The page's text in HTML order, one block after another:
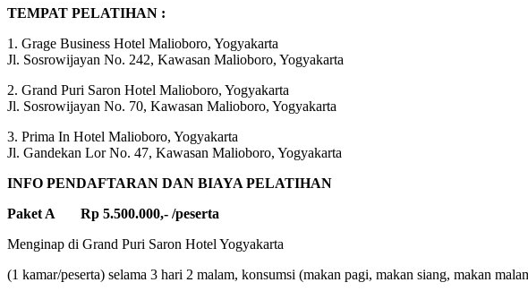
TEMPAT PELATIHAN :
1. Grage Business Hotel Malioboro, Yogyakarta
Jl. Sosrowijayan No. 242, Kawasan Malioboro, Yogyakarta
2. Grand Puri Saron Hotel Malioboro, Yogyakarta
Jl. Sosrowijayan No. 70, Kawasan Malioboro, Yogyakarta
3. Prima In Hotel Malioboro, Yogyakarta
Jl. Gandekan Lor No. 47, Kawasan Malioboro, Yogyakarta
INFO PENDAFTARAN DAN BIAYA PELATIHAN
Paket A Rp 5.500.000,- /peserta
Menginap di Grand Puri Saron Hotel Yogyakarta
(1 kamar/peserta) selama 3 hari 2 malam, konsumsi (makan pagi, makan siang, makan